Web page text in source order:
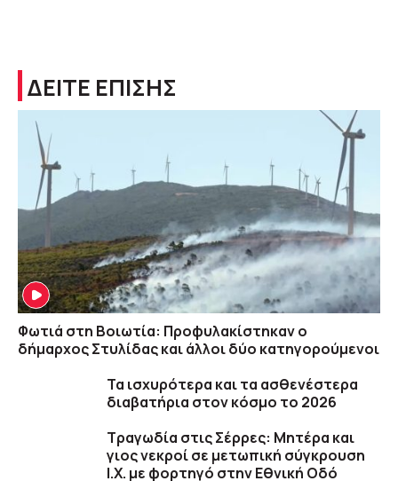
ΔΕΙΤΕ ΕΠΙΣΗΣ
Φωτιά στη Βοιωτία: Προφυλακίστηκαν ο
δήμαρχος Στυλίδας και άλλοι δύο κατηγορούμενοι
Τα ισχυρότερα και τα ασθενέστερα
διαβατήρια στον κόσμο το 2026
Τραγωδία στις Σέρρες: Μητέρα και
γιος νεκροί σε μετωπική σύγκρουση
Ι.Χ. με φορτηγό στην Εθνική Οδό